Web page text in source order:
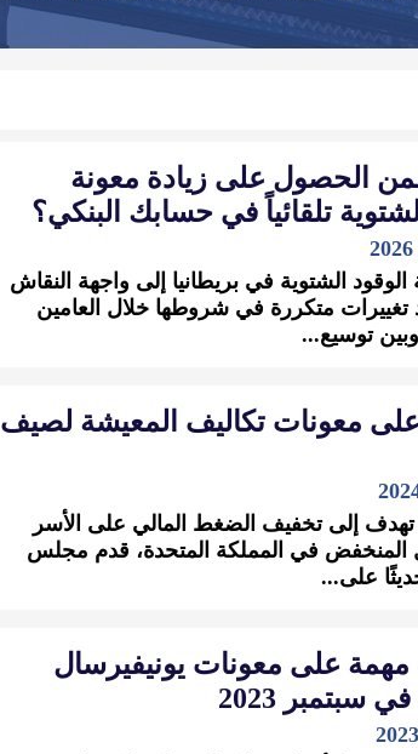
الحصول على زيادة معونة
تلقائياً في حسابك البنكي؟
الوقود الشتوية في بريطانيا إلى واجهة النقاش
تغييرات متكررة في شروطها خلال العامين
توسيع...
معونات تكاليف المعيشة لصيف
إلى تخفيف الضغط المالي على الأسر
المنخفض في المملكة المتحدة، قدم مجلس
على...
مهمة على معونات يونيفيرسال
سبتمبر 2023